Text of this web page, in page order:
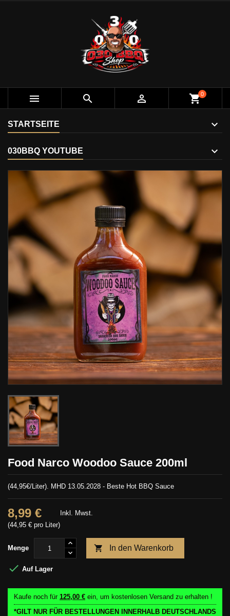
   shopping_cart0
STARTSEITE
030BBQ YOUTUBE
Food Narco Woodoo Sauce 200ml
(44,95€/Liter). MHD 13.05.2028 - Beste Hot BBQ Sauce
8,99 €
(44,95 € pro Liter)
Inkl. Mwst.
Menge  In den Warenkorb
 Auf Lager
Kaufe noch für 125,00 € ein, um kostenlosen Versand zu erhalten !
*GILT NUR FÜR BESTELLUNGEN INNERHALB DEUTSCHLANDS